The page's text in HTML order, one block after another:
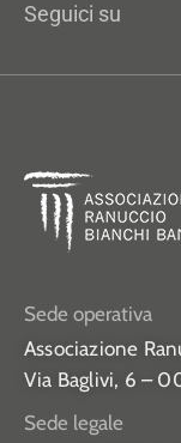
Seguici su
Sede operativa
Associazione
Via Baglivi, 6 –
Sede legale